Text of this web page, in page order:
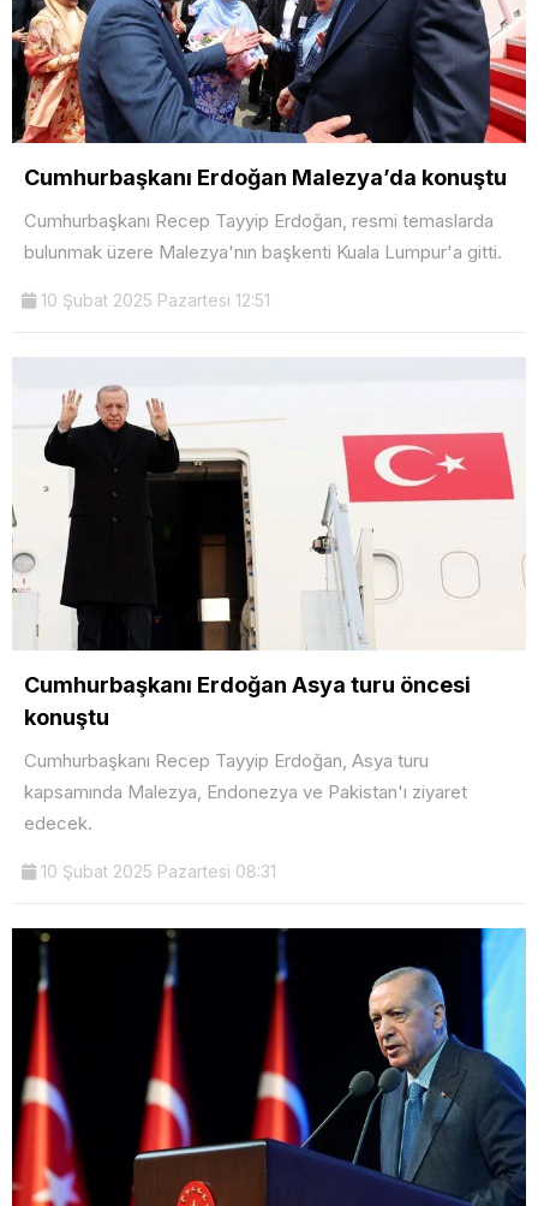
Cumhurbaşkanı Erdoğan Malezya’da konuştu
Cumhurbaşkanı Recep Tayyip Erdoğan, resmi temaslarda
bulunmak üzere Malezya'nın başkenti Kuala Lumpur'a gitti.
10 Şubat 2025 Pazartesi 12:51
Cumhurbaşkanı Erdoğan Asya turu öncesi
konuştu
Cumhurbaşkanı Recep Tayyip Erdoğan, Asya turu
kapsamında Malezya, Endonezya ve Pakistan'ı ziyaret
edecek.
10 Şubat 2025 Pazartesi 08:31